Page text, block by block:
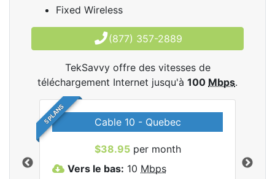
Fixed Wireless
(877) 357-2889
TekSavvy offre des vitesses de
téléchargement Internet jusqu'à 100 Mbps.
5 PLANS Cable 10 - Quebec
$38.95per month
Vers le bas: 10 Mbps